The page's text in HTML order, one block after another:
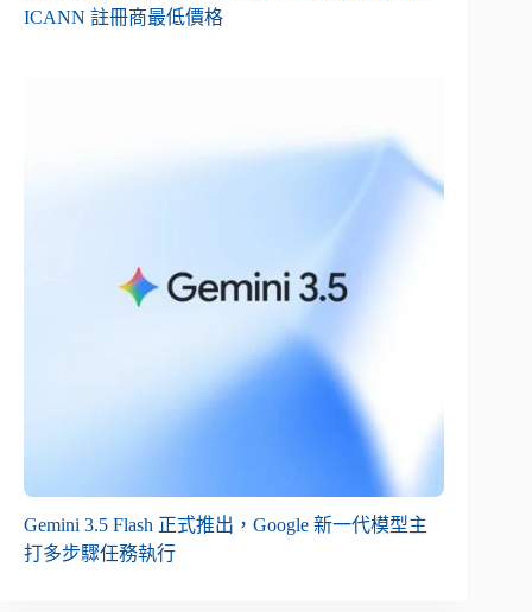
ICANN 註冊商最低價格
Gemini 3.5 Flash 正式推出，Google 新一代模型主
打多步驟任務執行